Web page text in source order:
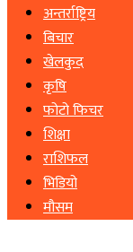
अन्तर्राष्ट्रिय
बिचार
खेलकुद
कृषि
फोटो फिचर
शिक्षा
राशिफल
भिडियो
मौसम